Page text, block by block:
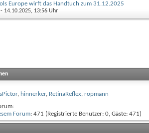
Europe wirft das Handtuch zum 31.12.2025
- 14.10.2025, 13:56 Uhr
, hinnerker, RetinaReflex, ropmann
Forum: 471 (Registrierte Benutzer: 0, Gäste: 471)